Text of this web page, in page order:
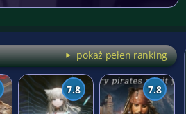
pokaż pełen ranking
7.8 7.8